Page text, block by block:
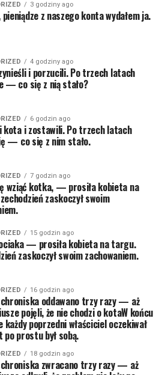
3 godziny ago
z naszego konta wydałem ja.
4 godziny ago
i porzucili. Po trzech latach
— co się z nią stało?
6 godzin ago
kota i zostawili. Po trzech latach
— co się z nim stało.
7 godzin ago
wziąć kotka, — prosiła kobieta na
zaskoczył swoim
15 godzin ago
— prosiła kobieta na targu.
zaskoczył swoim zachowaniem.
16 godzin ago
oddawano trzy razy — aż
pojęli, że nie chodzi o kotaW końcu
każdy poprzedni właściciel oczekiwał
po prostu był sobą.
18 godzin ago
zwracano trzy razy — aż